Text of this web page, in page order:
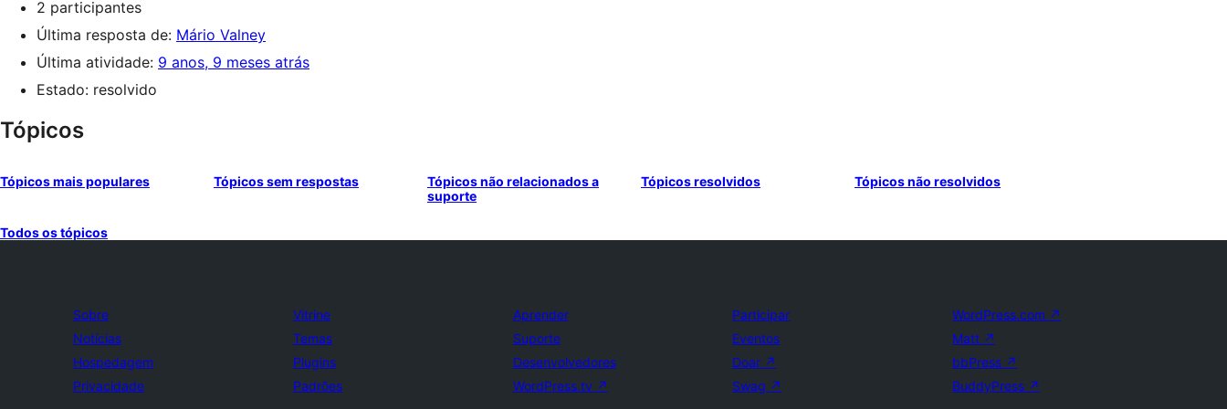
2 participantes
Última resposta de: Mário Valney
Última atividade: 9 anos, 9 meses atrás
Estado: resolvido
Tópicos
Tópicos mais populares Tópicos sem respostas
Tópicos não relacionados a
suporte
Tópicos resolvidos Tópicos não resolvidos
Todos os tópicos
Sobre
Notícias
Hospedagem
Privacidade
Vitrine
Temas
Plugins
Padrões
Aprender
Suporte
Desenvolvedores
WordPress.tv ↗
Participar
Eventos
Doar ↗
Swag ↗
WordPress.com ↗
Matt ↗
bbPress ↗
BuddyPress ↗